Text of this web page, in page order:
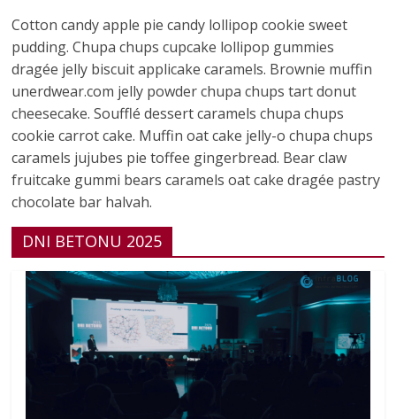
Cotton candy apple pie candy lollipop cookie sweet
pudding. Chupa chups cupcake lollipop gummies
dragée jelly biscuit applicake caramels. Brownie muffin
unerdwear.com jelly powder chupa chups tart donut
cheesecake. Soufflé dessert caramels chupa chups
cookie carrot cake. Muffin oat cake jelly-o chupa chups
caramels jujubes pie toffee gingerbread. Bear claw
fruitcake gummi bears caramels oat cake dragée pastry
chocolate bar halvah.
DNI BETONU 2025